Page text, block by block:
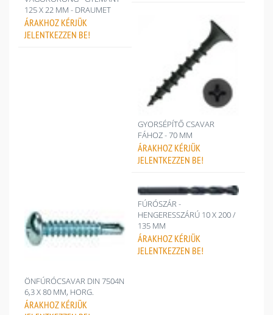
125 X 22 MM - DRAUMET
ÁRAKHOZ KÉRJÜK
JELENTKEZZEN BE!
GYORSÉPÍTŐ CSAVAR
FÁHOZ - 70 MM
ÁRAKHOZ KÉRJÜK
JELENTKEZZEN BE!
ÖNFÚRÓCSAVAR DIN 7504N
6,3 X 80 MM, HORG.
ÁRAKHOZ KÉRJÜK
FÚRÓSZÁR -
HENGERESSZÁRÚ 10 X 200 /
135 MM
ÁRAKHOZ KÉRJÜK
JELENTKEZZEN BE!